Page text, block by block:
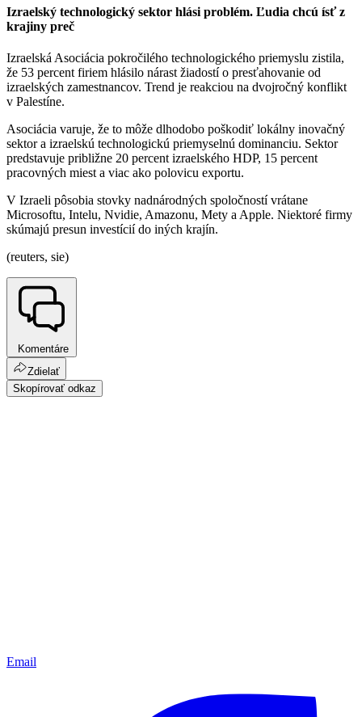
Izraelský technologický sektor hlási problém. Ľudia chcú ísť z
krajiny preč
Izraelská Asociácia pokročilého technologického priemyslu zistila,
že 53 percent firiem hlásilo nárast žiadostí o presťahovanie od
izraelských zamestnancov. Trend je reakciou na dvojročný konflikt
v Palestíne.
Asociácia varuje, že to môže dlhodobo poškodiť lokálny inovačný
sektor a izraelskú technologickú priemyselnú dominanciu. Sektor
predstavuje približne 20 percent izraelského HDP, 15 percent
pracovných miest a viac ako polovicu exportu.
V Izraeli pôsobia stovky nadnárodných spoločností vrátane
Microsoftu, Intelu, Nvidie, Amazonu, Mety a Apple. Niektoré firmy
skúmajú presun investícií do iných krajín.
(reuters, sie)
Komentáre
Zdielať
Skopírovať odkaz
Email